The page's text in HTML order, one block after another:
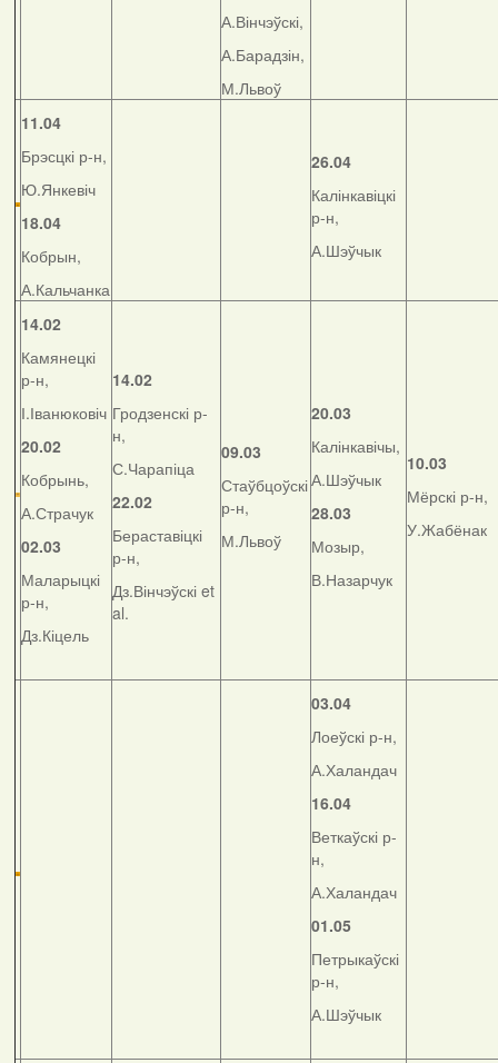
А.Вінчэўскі,
А.Барадзін,
М.Львоў
11.04
Брэсцкі р-н,
Ю.Янкевіч
18.04
Кобрын,
А.Кальчанка
26.04
Калінкавіцкі
р-н,
А.Шэўчык
14.02
Камянецкі
р-н,
І.Іванюковіч
20.02
Кобрынь,
А.Страчук
02.03
Маларыцкі
р-н,
Дз.Кіцель
14.02
Гродзенскі р-
н,
С.Чарапіца
22.02
Бераставіцкі
р-н,
Дз.Вінчэўскі et
al.
09.03
Стаўбцоўскі
р-н,
М.Львоў
20.03
Калінкавічы,
А.Шэўчык
28.03
Мозыр,
В.Назарчук
10.03
Мёрскі р-н,
У.Жабёнак
03.04
Лоеўскі р-н,
А.Халандач
16.04
Веткаўскі р-
н,
А.Халандач
01.05
Петрыкаўскі
р-н,
А.Шэўчык